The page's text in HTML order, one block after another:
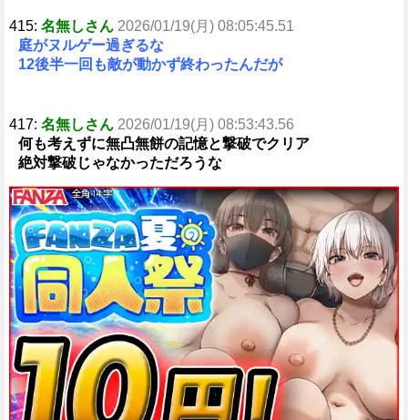
415: 名無しさん 2026/01/19(月) 08:05:45.51
庭がヌルゲー過ぎるな
12後半一回も敵が動かず終わったんだが
417: 名無しさん 2026/01/19(月) 08:53:43.56
何も考えずに無凸無餅の記憶と撃破でクリア
絶対撃破じゃなかっただろうな